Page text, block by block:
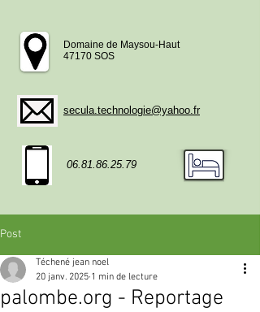
Domaine de Maysou-Haut
47170 SOS
secula.technologie@yahoo.fr
06.81.86.25.79
Post
palombe.org - Reportage
Téchené jean noel
20 janv. 2025 1 min de lecture